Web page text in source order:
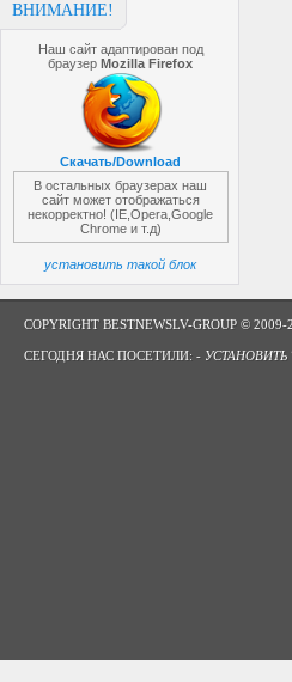
ВНИМАНИЕ!
Наш сайт адаптирован под
браузерMozilla Firefox
Скачать/Download
В остальных браузерах наш
сайт может отображаться
некорректно! (IE,Opera,Google
Chrome и т.д)
установить такой блок
COPYRIGHT BESTNEWSLV-GROUP © 2009-
СЕГОДНЯ НАС ПОСЕТИЛИ: - УСТАНОВИТЬ